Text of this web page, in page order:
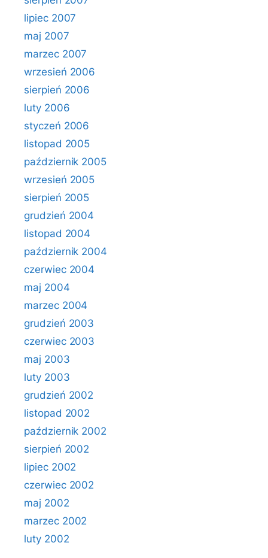
lipiec 2007
maj 2007
marzec 2007
wrzesień 2006
sierpień 2006
luty 2006
styczeń 2006
listopad 2005
październik 2005
wrzesień 2005
sierpień 2005
grudzień 2004
listopad 2004
październik 2004
czerwiec 2004
maj 2004
marzec 2004
grudzień 2003
czerwiec 2003
maj 2003
luty 2003
grudzień 2002
listopad 2002
październik 2002
sierpień 2002
lipiec 2002
czerwiec 2002
maj 2002
marzec 2002
luty 2002